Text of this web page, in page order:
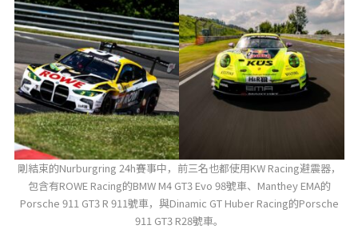
剛結束的Nurburgring 24h賽事中，前三名也都使用KW Racing避震器，
包含有ROWE Racing的BMW M4 GT3 Evo 98號車、Manthey EMA的
Porsche 911 GT3 R 911號車，與Dinamic GT Huber Racing的Porsche
911 GT3 R28號車。